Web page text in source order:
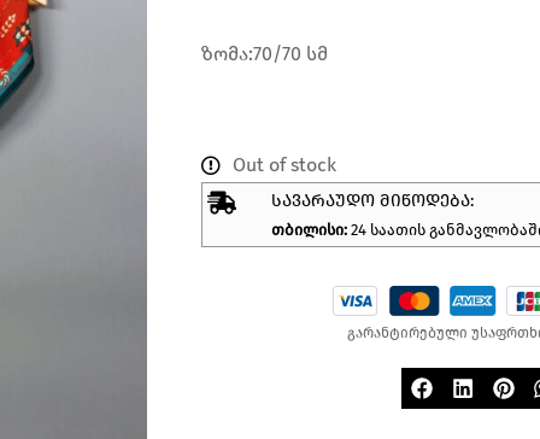
ზომა:70/70 სმ
Out of stock
ᲡᲐᲕᲐᲠᲐᲣᲓᲝ ᲛᲘᲬᲝᲓᲔᲑᲐ:
თბილისი: 24 საათის
გარანტირებული